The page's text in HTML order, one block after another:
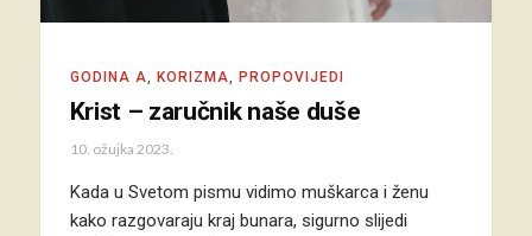
GODINA A KORIZMA PROPOVIJEDI
Krist – zaručnik naše duše
10. ožujka 2023.
Kada u Svetom pismu vidimo muškarca i ženu
kako razgovaraju kraj bunara, sigurno slijedi